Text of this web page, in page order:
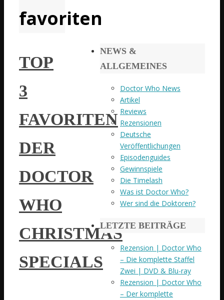
favoriten
TOP
3
FAVORITEN
DER
DOCTOR
WHO
CHRISTMAS
SPECIALS
NEWS &
ALLGEMEINES
Doctor Who News
Artikel
Reviews
Rezensionen
Deutsche
Veröffentlichungen
Episodenguides
Gewinnspiele
Die Timelash
Was ist Doctor Who?
Wer sind die Doktoren?
LETZTE BEITRÄGE
Rezension | Doctor Who
– Die komplette Staffel
Zwei | DVD & Blu-ray
Rezension | Doctor Who
– Der komplette